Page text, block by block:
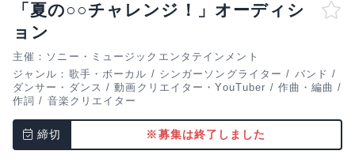
「夏の○○チャレンジ！」オーディシ
ョン
主催：ソニー・ミュージックエンタテインメント
ジャンル： 歌手・ボーカル / シンガーソングライター / バンド /
ダンサー・ダンス /動画クリエイター・YouTuber / 作曲・編曲 /
作詞 / 音楽クリエイター
締切 ※募集は終了しました